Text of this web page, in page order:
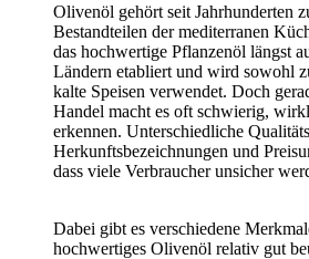
Olivenöl gehört seit Jahrhunderten
Bestandteilen der mediterranen
das hochwertige Pflanzenöl längst
Ländern etabliert und wird sowohl
kalte Speisen verwendet. Doch
Handel macht es oft schwierig,
erkennen. Unterschiedliche
Herkunftsbezeichnungen und
dass viele Verbraucher unsicher
Dabei gibt es verschiedene
hochwertiges Olivenöl relativ gut